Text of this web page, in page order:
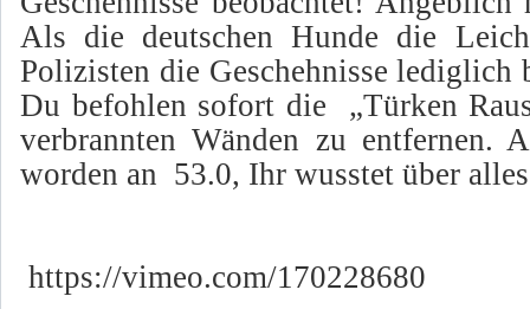
Als die deutschen Hunde die
Polizisten die Geschehnisse lediglich
Du befohlen sofort die „Türken
verbrannten Wänden zu entfernen.
worden an 53.0, Ihr wusstet über
https://vimeo.com/170228680